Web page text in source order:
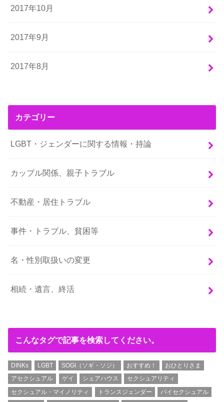
2017年10月
2017年9月
2017年8月
カテゴリー
LGBT・ジェンダーに関する情報・持論
カップル関係、親子トラブル
不動産・居住トラブル
事件・トラブル、貧困等
名・性別取扱いの変更
相続・遺言、終活
こんなタグで記事を検索してください。
DINKs LGBT SOGI（ソギ・ソジ） おすすめ！
おひとりさま
アセクシュアル
ゲイ シェアハウス
セクシュアリティ
セクシュアル・マイノリティ
トランスジェンダー
バイセクシュアル